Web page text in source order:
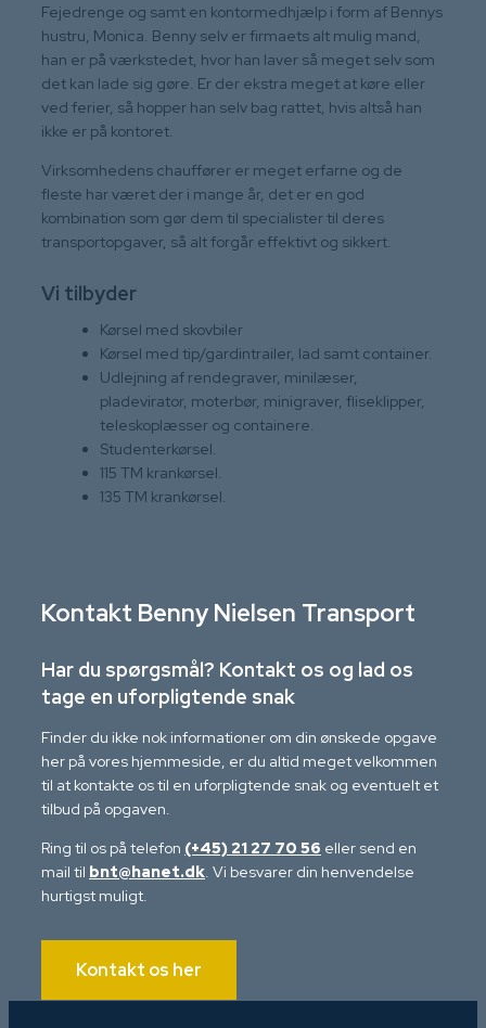
Fejedrenge og samt en kontormedhjælp i form af Bennys
hustru, Monica. Benny selv er firmaets alt mulig mand,
han er på værkstedet, hvor han laver så meget selv som
det kan lade sig gøre. Er der ekstra meget at køre eller
ved ferier, så hopper han selv bag rattet, hvis altså han
ikke er på kontoret.
Virksomhedens chauffører er meget erfarne og de
fleste har været der i mange år, det er en god
kombination som gør dem til specialister til deres
transportopgaver, så alt forgår effektivt og sikkert.
Vi tilbyder
​Kørsel med skovbiler
Kørsel med tip/gardintrailer, lad samt container.
Udlejning af rendegraver, minilæser,
pladevirator, moterbør, minigraver, fliseklipper,
teleskoplæsser og containere.
Studenterkørsel.
115 TM krankørsel.
135 TM krankørsel.
Kontakt Benny Nielsen Transport
Har du spørgsmål? Kontakt os og lad os
tage en uforpligtende snak
Finder du ikke nok informationer om din ønskede opgave
her på vores hjemmeside, er du altid meget velkommen
til at kontakte os til en uforpligtende snak og eventuelt et
tilbud på opgaven.
Ring til os på telefon (+45) 21 27 70 56 eller send en
mail til bnt@hanet.dk. Vi besvarer din henvendelse
hurtigst muligt.
Kontakt os her